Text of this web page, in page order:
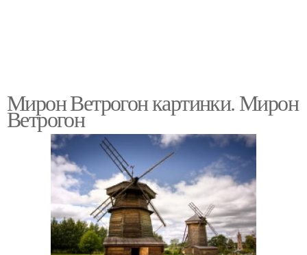
Мирон Ветрогон картинки. Мирон
Ветрогон